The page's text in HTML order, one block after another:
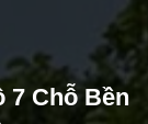
7 Chỗ Bền